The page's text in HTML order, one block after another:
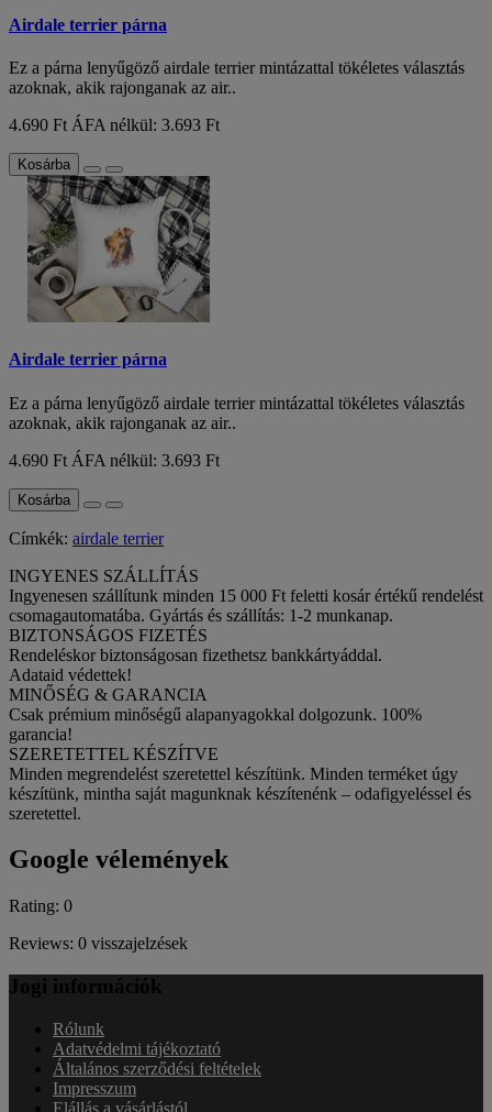
Airdale terrier párna
Ez a párna lenyűgöző airdale terrier mintázattal tökéletes választás
azoknak, akik rajonganak az air..
4.690 Ft ÁFA nélkül: 3.693 Ft
Kosárba
Airdale terrier párna
Ez a párna lenyűgöző airdale terrier mintázattal tökéletes választás
azoknak, akik rajonganak az air..
4.690 Ft ÁFA nélkül: 3.693 Ft
Kosárba
Címkék: airdale terrier
INGYENES SZÁLLÍTÁS
Ingyenesen szállítunk minden 15 000 Ft feletti kosár értékű rendelést
csomagautomatába. Gyártás és szállítás: 1-2 munkanap.
BIZTONSÁGOS FIZETÉS
Rendeléskor biztonságosan fizethetsz bankkártyáddal.
Adataid védettek!
MINŐSÉG & GARANCIA
Csak prémium minőségű alapanyagokkal dolgozunk. 100%
garancia!
SZERETETTEL KÉSZÍTVE
Minden megrendelést szeretettel készítünk. Minden terméket úgy
készítünk, mintha saját magunknak készítenénk – odafigyeléssel és
szeretettel.
Google vélemények
Rating: 0
Reviews: 0 visszajelzések
Jogi információk
Rólunk
Adatvédelmi tájékoztató
Általános szerződési feltételek
Impresszum
Elállás a vásárlástól